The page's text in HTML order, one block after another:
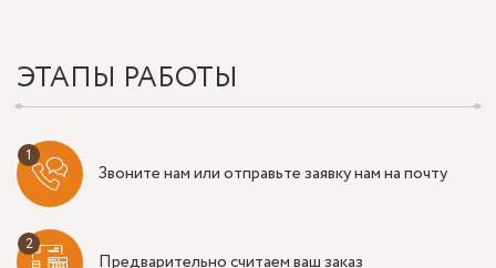
ЭТАПЫ РАБОТЫ
Звоните нам или отправьте заявку нам на почту
Предварительно считаем ваш заказ